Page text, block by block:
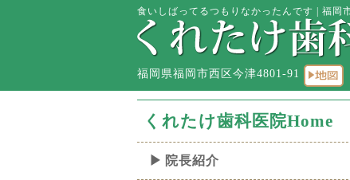
食いしばってるつもりなかったんです | 福岡
福岡県福岡市西区今津4801-91
くれたけ歯科医院Home
院長紹介